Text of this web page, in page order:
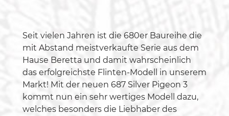
Seit vielen Jahren ist die 680er Baureihe die
mit Abstand meistverkaufte Serie aus dem
Hause Beretta und damit wahrscheinlich
das erfolgreichste Flinten-Modell in unserem
Markt! Mit der neuen 687 Silver Pigeon 3
kommt nun ein sehr wertiges Modell dazu,
welches besonders die Liebhaber des